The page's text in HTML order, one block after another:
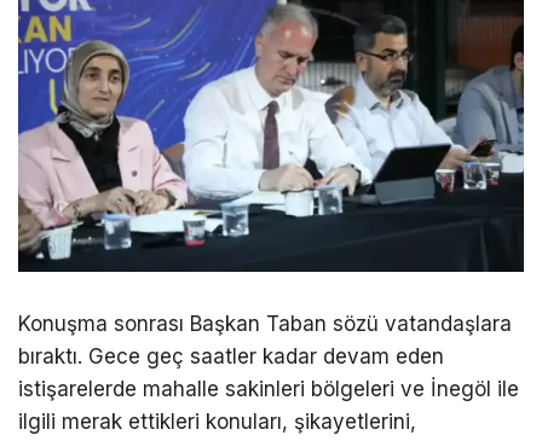
Konuşma sonrası Başkan Taban sözü vatandaşlara
bıraktı. Gece geç saatler kadar devam eden
istişarelerde mahalle sakinleri bölgeleri ve İnegöl ile
ilgili merak ettikleri konuları, şikayetlerini,